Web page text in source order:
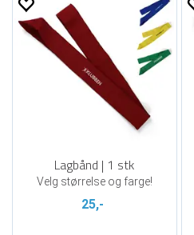
Lagbånd | 1 stk
Velg størrelse og farge!
25,-